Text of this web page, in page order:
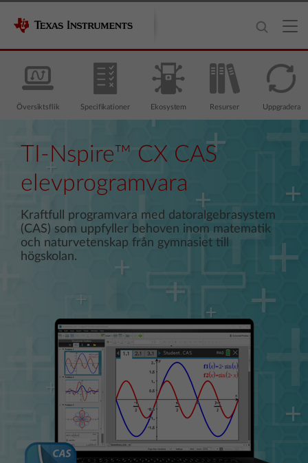
Översiktsflik Specifikationer Ekosystem Resurser Uppgradera
TI-Nspire™ CX CAS
elevprogramvara
Kraftfull programvara med datoralgebrasystem
(CAS) som uppfyller behoven inom matematik
och naturvetenskap från gymnasiet till
högskolan.